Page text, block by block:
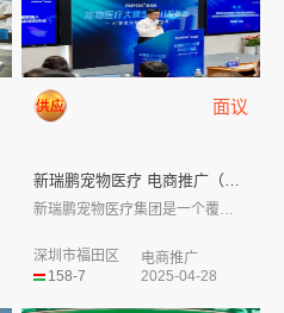
面议
新瑞鹏宠物医疗集团是一个覆盖宠物行业全价...
158-7
深圳市福田区
电商推广
2025-04-28